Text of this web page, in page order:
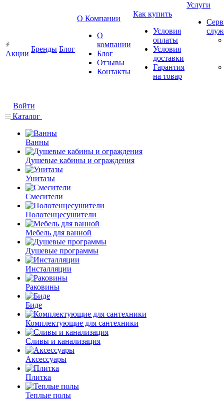
Акции
Бренды Блог
О Компании
О
компании
Блог
Отзывы
Контакты
Как купить
Условия
оплаты
Условия
доставки
Гарантия
на товар
Услуги
Войти
Каталог
Ванны
Душевые кабины и ограждения
Унитазы
Смесители
Полотенцесушители
Мебель для ванной
Душевые программы
Инсталляции
Раковины
Биде
Комплектующие для сантехники
Сливы и канализация
Аксессуары
Плитка
Теплые полы